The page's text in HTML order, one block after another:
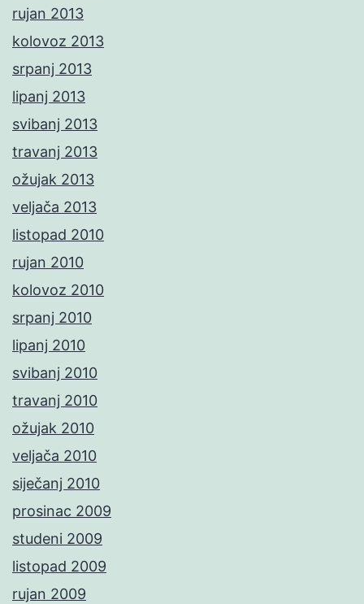
rujan 2013
kolovoz 2013
srpanj 2013
lipanj 2013
svibanj 2013
travanj 2013
ožujak 2013
veljača 2013
listopad 2010
rujan 2010
kolovoz 2010
srpanj 2010
lipanj 2010
svibanj 2010
travanj 2010
ožujak 2010
veljača 2010
siječanj 2010
prosinac 2009
studeni 2009
listopad 2009
rujan 2009